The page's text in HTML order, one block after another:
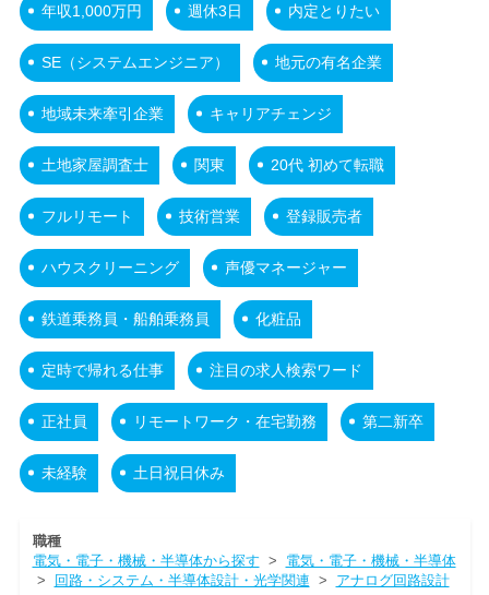
年収1,000万円 週休3日 内定とりたい
SE（システムエンジニア） 地元の有名企業
地域未来牽引企業 キャリアチェンジ
土地家屋調査士 関東 20代 初めて転職
フルリモート 技術営業 登録販売者
ハウスクリーニング 声優マネージャー
鉄道乗務員・船舶乗務員 化粧品
定時で帰れる仕事 注目の求人検索ワード
正社員 リモートワーク・在宅勤務 第二新卒
未経験 土日祝日休み
職種
電気・電子・機械・半導体から探す > 電気・電子・機械・半導体
> 回路・システム・半導体設計・光学関連 > アナログ回路設計